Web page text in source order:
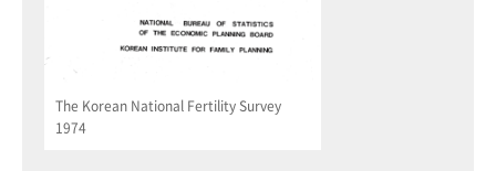
The Korean National Fertility Survey
1974